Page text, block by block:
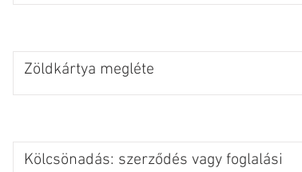
Zöldkártya megléte
Kölcsönadás: szerződés vagy foglalási